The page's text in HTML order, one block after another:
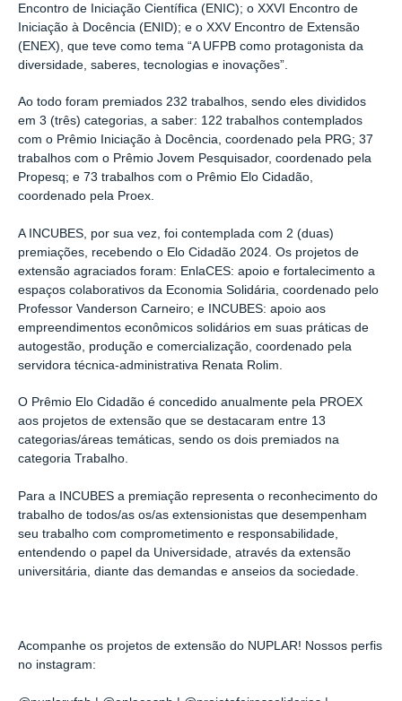
Encontro de Iniciação Científica (ENIC); o XXVI Encontro de
Iniciação à Docência (ENID); e o XXV Encontro de Extensão
(ENEX), que teve como tema “A UFPB como protagonista da
diversidade, saberes, tecnologias e inovações”.
Ao todo foram premiados 232 trabalhos, sendo eles divididos
em 3 (três) categorias, a saber: 122 trabalhos contemplados
com o Prêmio Iniciação à Docência, coordenado pela PRG; 37
trabalhos com o Prêmio Jovem Pesquisador, coordenado pela
Propesq; e 73 trabalhos com o Prêmio Elo Cidadão,
coordenado pela Proex.
A INCUBES, por sua vez, foi contemplada com 2 (duas)
premiações, recebendo o Elo Cidadão 2024. Os projetos de
extensão agraciados foram: EnlaCES: apoio e fortalecimento a
espaços colaborativos da Economia Solidária, coordenado pelo
Professor Vanderson Carneiro; e INCUBES: apoio aos
empreendimentos econômicos solidários em suas práticas de
autogestão, produção e comercialização, coordenado pela
servidora técnica-administrativa Renata Rolim.
O Prêmio Elo Cidadão é concedido anualmente pela PROEX
aos projetos de extensão que se destacaram entre 13
categorias/áreas temáticas, sendo os dois premiados na
categoria Trabalho.
Para a INCUBES a premiação representa o reconhecimento do
trabalho de todos/as os/as extensionistas que desempenham
seu trabalho com comprometimento e responsabilidade,
entendendo o papel da Universidade, através da extensão
universitária, diante das demandas e anseios da sociedade.
Acompanhe os projetos de extensão do NUPLAR! Nossos perfis
no instagram: